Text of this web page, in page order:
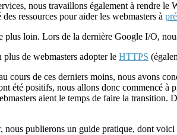
nous travaillons également à rendre le
ressources pour aider les webmasters à
plus loin. Lors de la dernière Google I/O,
de webmasters adopter le HTTPS
cours de ces derniers moins, nous avons
été positifs, nous allons donc commencé à
aient le temps de faire la transition.
nous publierons un guide pratique, dont